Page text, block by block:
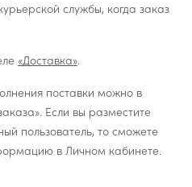
службы, когда заказ
«Доставка».
поставки можно в
Если вы разместите
пользователь, то сможете
в Личном кабинете.